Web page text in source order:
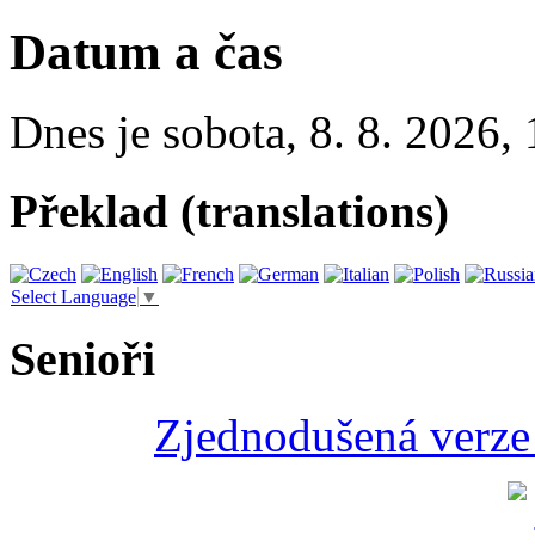
Datum a čas
Dnes je sobota, 8. 8. 2026,
Překlad (translations)
Select Language ▼
Senioři
Zjednodušená